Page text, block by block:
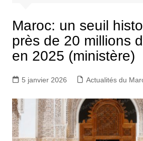
Maroc: un seuil
près de 20 millions
en 2025 (ministère)
5 janvier 2026 Actualités du